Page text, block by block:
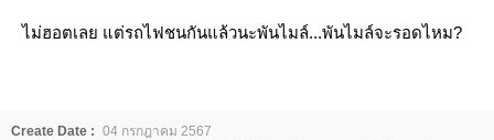
ไม่ฮอตเลย แต่รถไฟชนกันแล้วนะพันไมล์...พันไมล์จะรอดไหม?
Create Date : 04 กรกฎาคม 2567